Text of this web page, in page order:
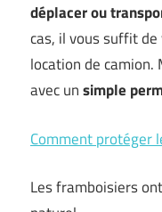
déplacer ou
cas, il vous suffit
location de camion.
avec unsimple
Comment protéger
Les framboisiers